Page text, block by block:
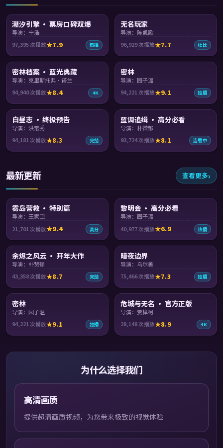
潮汐引擎 · 票房口碑双爆
导演：宁浩
97,395 次播放 7.9 热播
无名玩家
导演：陈凯歌
96,929次播放 7.7 杜比
密林档案 · 蓝光典藏
导演：克里斯托弗·诺兰
94,940次播放 8.4 4K
密林
导演：园子温
94,221次播放 9.1 独播
白昼志 · 终极预告
导演：洪常秀
94,181 次播放 8.3 完结
蓝调追缉 · 高分必看
导演：朴赞郁
93,724次播放 8.1 连载中
最新更新 查看更多
雾岛营救 · 特别篇
导演：王家卫
21,701 次播放 9.4 高分
黎明会 · 高分必看
导演：园子温
40,977次播放 6.9 热播
余烬之风云 · 开年大作
导演：朴赞郁
43,358 次播放 8.7 完结
暗夜边界
导演：乌尔善
75,466次播放 7.3 独播
密林
导演：园子温
94,221 次播放 9.1 独播
危城与无名 · 官方正版
导演：贾樟柯
28,148次播放 8.9 4K
为什么选择我们
高清画质
提供超清画质视频，为您带来极致的视觉体验